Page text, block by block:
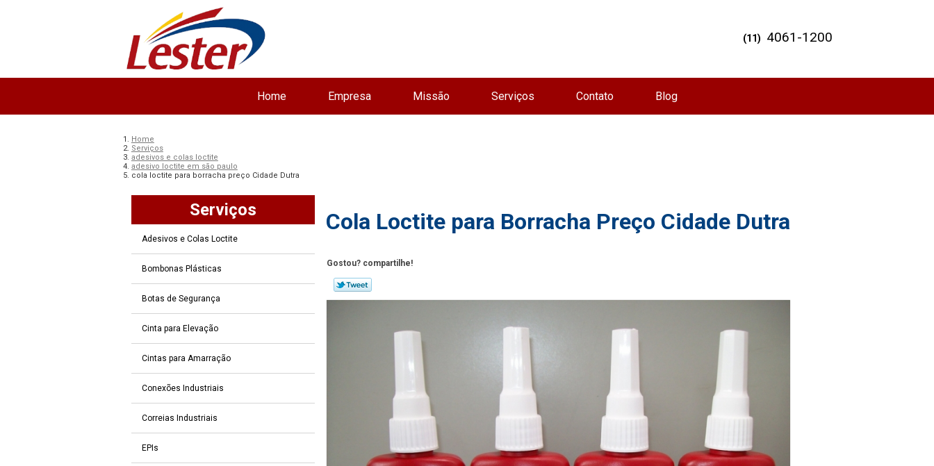
Home Empresa Missão Serviços Contato Blog
(11) 4061-1200
Home
Serviços
adesivos e colas loctite
adesivo loctite em são paulo
cola loctite para borracha preço Cidade Dutra
Serviços
Adesivos e Colas Loctite
Bombonas Plásticas
Botas de Segurança
Cinta para Elevação
Cintas para Amarração
Conexões Industriais
Correias Industriais
EPIs
Cola Loctite para Borracha Preço Cidade Dutra
Gostou? compartilhe!